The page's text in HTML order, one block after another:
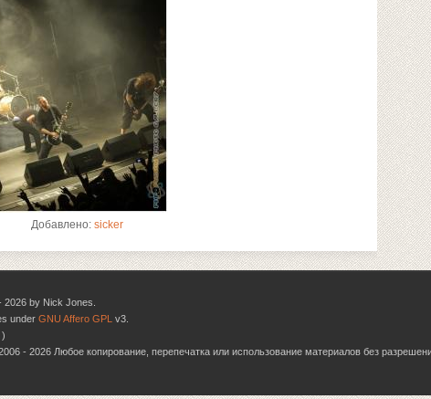
Добавлено: sicker
by Nick Jones.
under GNU Affero GPL v3.
- 2026 Любое копирование, перепечатка или использование материалов без